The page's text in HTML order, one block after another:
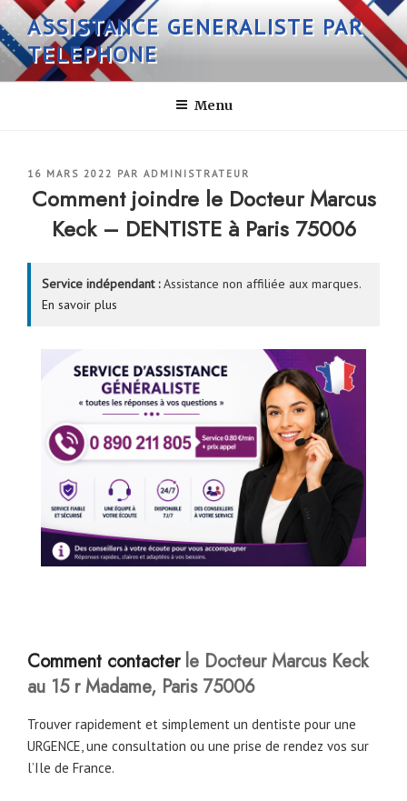
Aller
au
contenu
principal
ASSISTANCE GENERALISTE PAR
TELEPHONE
Menu
PUBLIÉ
LE
16 MARS 2022 PAR ADMINISTRATEUR
Comment joindre le Docteur Marcus
Keck – DENTISTE à Paris 75006
Service indépendant :Assistance non affiliée aux marques.
En savoir plus
Comment contacterle Docteur Marcus Keck
au 15 r Madame, Paris 75006
Trouver rapidement et simplement un dentiste pour une
URGENCE, une consultation ou une prise de rendez vos sur
l’Ile de France.